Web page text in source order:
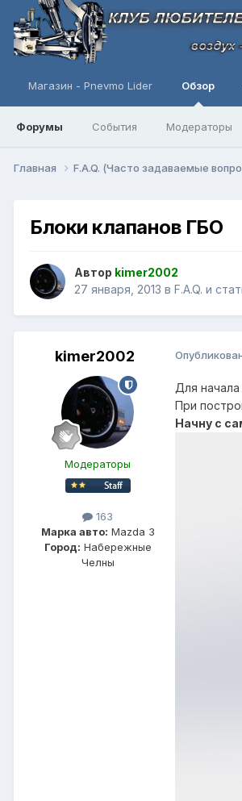
Магазин - Pnevmo Lider Обзор
Форумы События Модераторы
Главная F.A.Q. (Часто задаваемые
Блоки клапанов ГБО
Автор kimer2002
27 января, 2013 в F.A.Q. и
kimer2002
Модераторы
163
Марка авто: Mazda 3
Город: Набережные
Челны
Для
При
Начну с